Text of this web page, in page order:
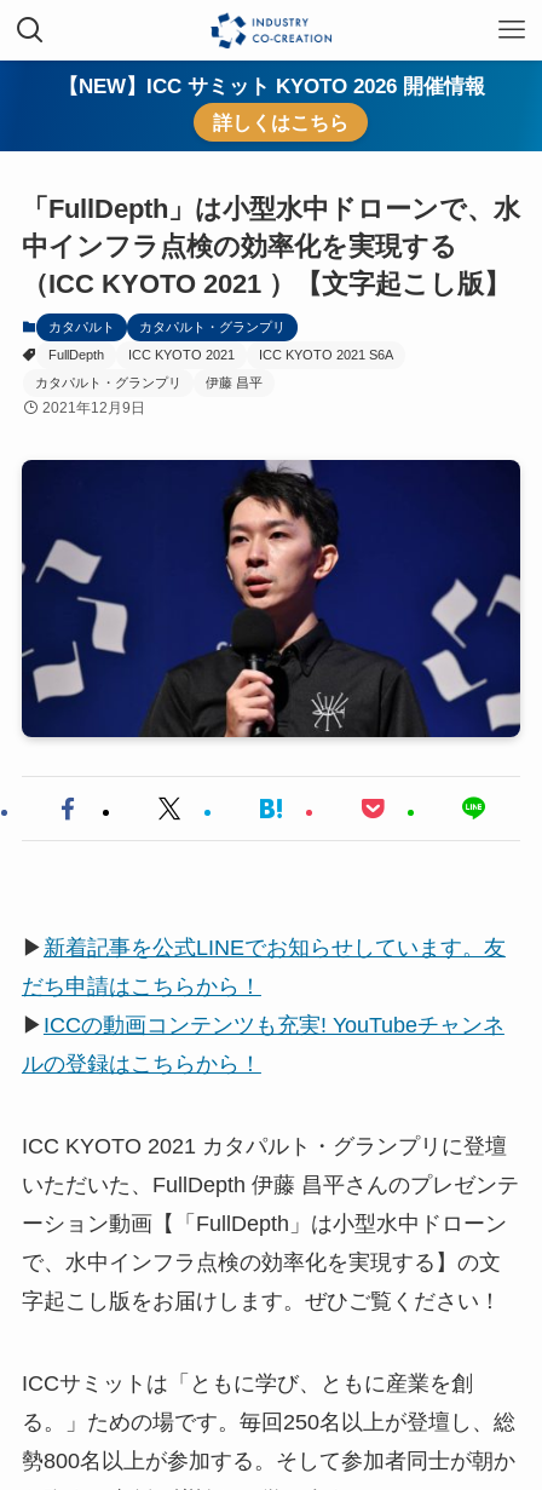
【NEW】ICC サミット KYOTO 2026 開催情報
詳しくはこちら
「FullDepth」は小型水中ドローンで、水
中インフラ点検の効率化を実現する
（ICC KYOTO 2021 ）【文字起こし版】
カタパルト
カタパルト・グランプリ
FullDepth
ICC KYOTO 2021
ICC KYOTO 2021 S6A
カタパルト・グランプリ
伊藤 昌平
2021年12月9日
▶ 新着記事を公式LINEでお知らせしています。友
だち申請はこちらから！
▶ ICCの動画コンテンツも充実! YouTubeチャンネ
ルの登録はこちらから！
ICC KYOTO 2021 カタパルト・グランプリに登壇
いただいた、FullDepth 伊藤 昌平さんのプレゼンテ
ーション動画【「FullDepth」は小型水中ドローン
で、水中インフラ点検の効率化を実現する】の文
字起こし版をお届けします。ぜひご覧ください！
ICCサミットは「ともに学び、ともに産業を創
る。」ための場です。毎回250名以上が登壇し、総
勢800名以上が参加する。そして参加者同士が朝か